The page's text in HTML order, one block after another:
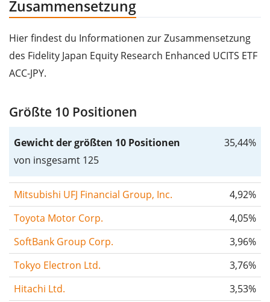
Zusammensetzung
Hier findest du Informationen zur Zusammensetzung
des Fidelity Japan Equity Research Enhanced UCITS ETF
ACC-JPY.
Größte 10 Positionen
Gewicht der größten 10 Positionen
von insgesamt 125
35,44%
Mitsubishi UFJ Financial Group, Inc.
4,92%
Toyota Motor Corp.
4,05%
SoftBank Group Corp.
3,96%
Tokyo Electron Ltd.
3,76%
Hitachi Ltd.
3,53%